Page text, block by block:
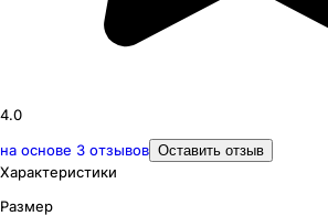
4.0
на основе 3 отзывов Оставить отзыв
Характеристики
Размер